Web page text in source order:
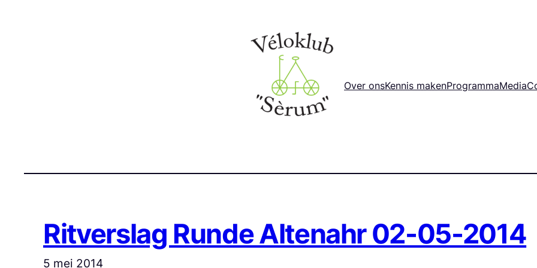
Over onsKennis makenProgrammaMedia
Ritverslag Runde Altenahr 02-05-2014
5 mei 2014